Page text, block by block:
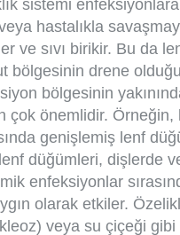
sistemi
hastalıkla
ve sıvı birikir. Bu da
bölgesinin drene
bölgesinin
çok önemlidir.
genişlemiş lenf
düğümleri, dişlerde
enfeksiyonlar
olarak etkiler.
veya su çiçeği gibi